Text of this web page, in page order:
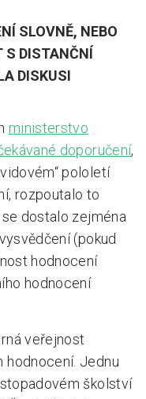
SLOVNĚ, NEBO
S DISTANČNÍ
DISKUSI
ministerstvo
doporučení,
pololetí
rozpoutalo to
dostalo zejména
(pokud
hodnocení
hodnocení
veřejnost
hodnocení. Jednu
školství